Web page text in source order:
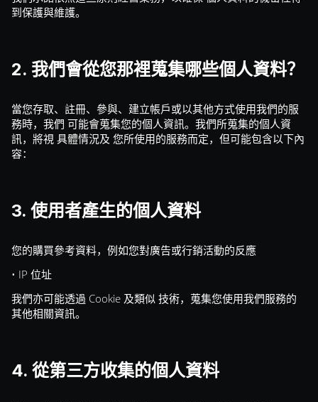
到保護與維護。
2. 我們會從您那裡蒐集哪些個人資料？
當您存取、註冊、參與、建立帳戶或以其他方式使用我們的服
務時，我們 可能會蒐集您的個人資訊。我們所蒐集的個人資
訊，將視 具體情況及 您所使用的服務而定，但可能包含以下內
容：
3. 使用者產生的個人資料
您的購買參考資料，例如您對廣告或行銷活動的反應
• IP 位址
我們亦可能透過 Cookie 及類似 技術，蒐集您使用我們服務的
其他相關資訊。
4. 從第三方收集的個人資料